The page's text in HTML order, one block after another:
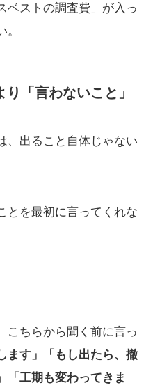
ベストの調査費」が入っ
「言わないこと」
、出ること自体じゃない
とを最初に言ってくれな
こちらから聞く前に言っ
ます」「もし出たら、撤
「工期も変わってきま